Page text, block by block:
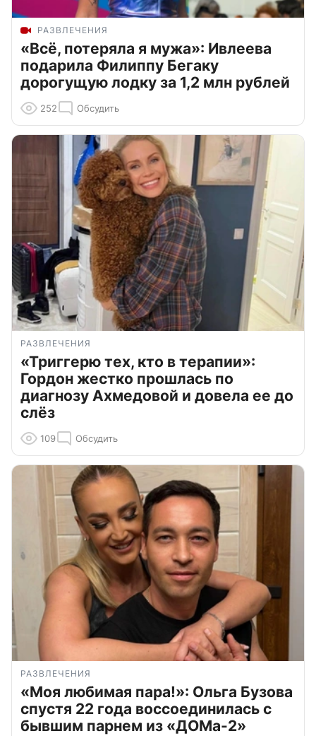
РАЗВЛЕЧЕНИЯ
«Всё, потеряла я мужа»: Ивлеева
подарила Филиппу Бегаку
дорогущую лодку за 1,2 млн рублей
252 Обсудить
РАЗВЛЕЧЕНИЯ
«Триггерю тех, кто в терапии»:
Гордон жестко прошлась по
диагнозу Ахмедовой и довела ее до
слёз
109 Обсудить
РАЗВЛЕЧЕНИЯ
«Моя любимая пара!»: Ольга Бузова
спустя 22 года воссоединилась с
бывшим парнем из «ДОМа-2»